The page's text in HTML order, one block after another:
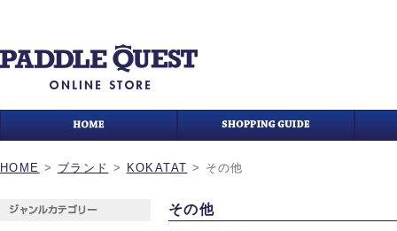
HOME > ブランド > KOKATAT > その他
その他